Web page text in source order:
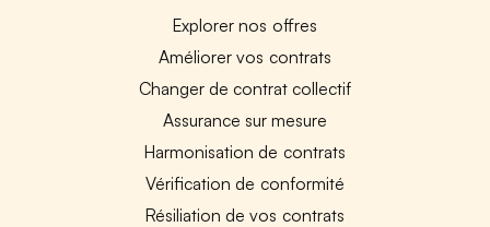
Explorer nos offres
Améliorer vos contrats
Changer de contrat collectif
Assurance sur mesure
Harmonisation de contrats
Vérification de conformité
Résiliation de vos contrats